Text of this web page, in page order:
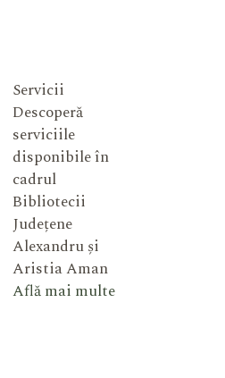
Servicii
Descoperă
serviciile
disponibile în
cadrul
Bibliotecii
Județene
Alexandru și
Aristia Aman
Află mai multe